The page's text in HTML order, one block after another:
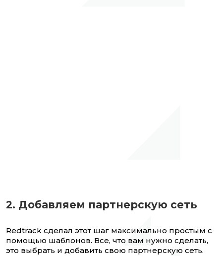
2. Добавляем партнерскую сеть
Redtrack сделал этот шаг максимально простым с
помощью шаблонов. Все, что вам нужно сделать,
это выбрать и добавить свою партнерскую сеть.